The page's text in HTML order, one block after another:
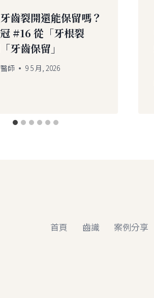
齒裂開還能保留嗎？
冠 #16 從「牙根裂
牙齒保留」
師 9 5 月, 2026
首頁 齒識 案例分享